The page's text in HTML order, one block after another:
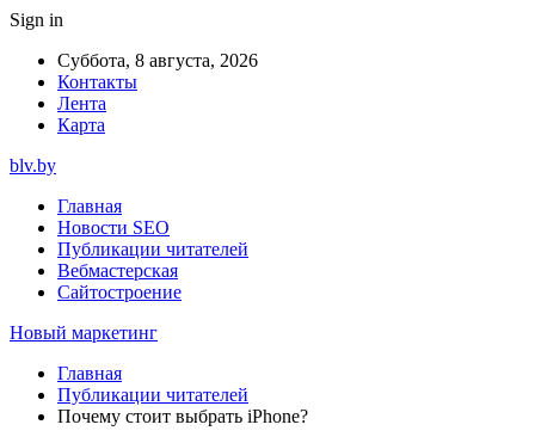
Sign in
Суббота, 8 августа, 2026
Контакты
Лента
Карта
blv.by
Главная
Новости SEO
Публикации читателей
Вебмастерская
Сайтостроение
Новый маркетинг
Главная
Публикации читателей
Почему стоит выбрать iPhone?